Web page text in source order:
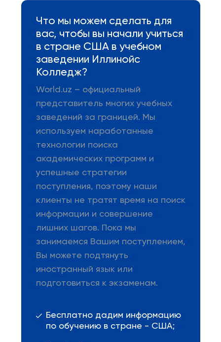
Что мы можем сделать для
вас, чтобы вы начали учиться
в стране США в учебном
заведении Иллинойс
Колледж?
World.uz – официальный
представитель многих учебных
заведений за границей. Мы
используем наработанные
технологии поиска
академических программ и
успешные стратегии
поступления, поэтому наши
клиенты не тратят время на поиск
информации и совершение
лишних шагов. Пока мы
занимаемся Вашим поступлением,
Вы можете подтянуть
иностранный язык или
подготовиться к экзаменам.
Бесплатно дадим информацию
по обучению в стране - США;